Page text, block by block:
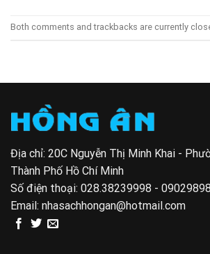
Both comments and trackbacks are currently
Địa chỉ: 20C Nguyễn Thị Minh Khai -
Thành Phố Hồ Chí Minh
Số điện thoại: 028.38239998 -
Email: nhasachhongan@hotmail.com